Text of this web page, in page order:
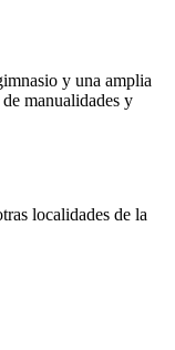
y una amplia
manualidades y
localidades de la